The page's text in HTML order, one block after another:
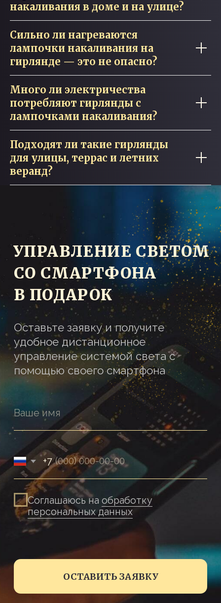
накаливания в доме и на улице?
Сильно ли нагреваются
лампочки накаливания на
гирлянде — это не опасно?
Много ли электричества
потребляют гирлянды с
лампочками накаливания?
Подходят ли такие гирлянды
для улицы, террас и летних
веранд?